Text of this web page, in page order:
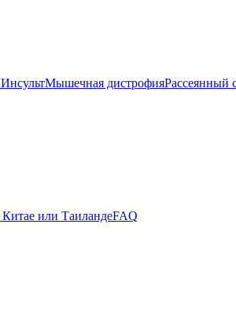
ИнсультМышечная дистрофияРассеянный
или ТаиландеFAQ